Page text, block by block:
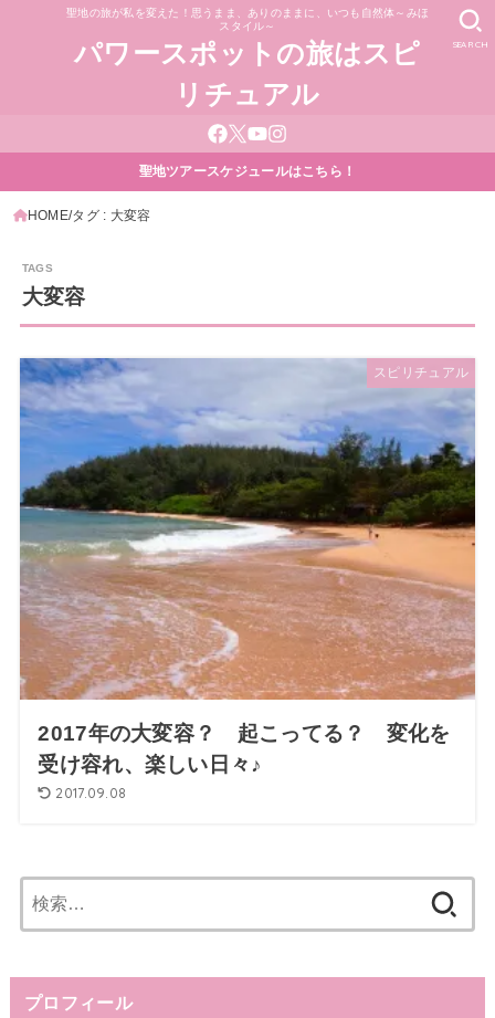
聖地の旅が私を変えた！思うまま、ありのままに、いつも自然体～みほ
スタイル～
パワースポットの旅はスピ
リチュアル
SEARCH
聖地ツアースケジュールはこちら！
HOME タグ : 大変容
大変容
スピリチュアル
2017年の大変容？ 起こってる？ 変化を
受け容れ、楽しい日々♪
2017.09.08
索:
プロフィール